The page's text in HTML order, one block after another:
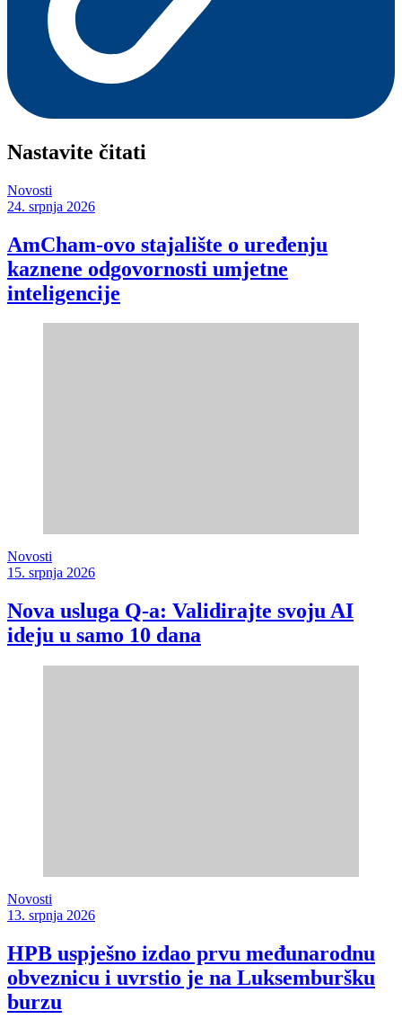
Nastavite čitati
Novosti
24. srpnja 2026
AmCham-ovo stajalište o uređenju
kaznene odgovornosti umjetne
inteligencije
Novosti
15. srpnja 2026
Nova usluga Q-a: Validirajte svoju AI
ideju u samo 10 dana
Novosti
13. srpnja 2026
HPB uspješno izdao prvu međunarodnu
obveznicu i uvrstio je na Luksemburšku
burzu